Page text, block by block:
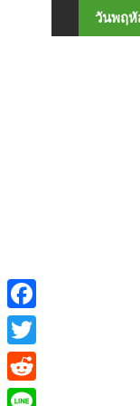
to
วันพฤหั
F
a
c
T
w
R